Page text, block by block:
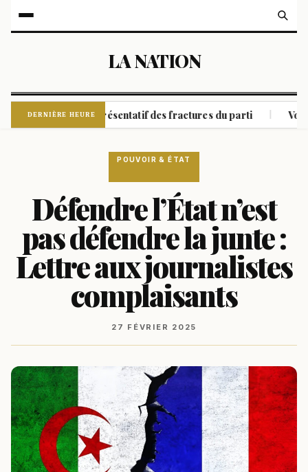
LA NATION
DERNIÈRE HEURE
à coude représentatif des fractures du parti | Volcan
POUVOIR & ÉTAT
Défendre l’État n’est
pas défendre la junte :
Lettre aux journalistes
complaisants
27 FÉVRIER 2025